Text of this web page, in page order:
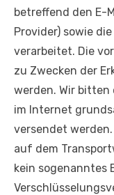
betreffend den E-
Provider) sowie
verarbeitet. Die
zu Zwecken der
werden. Wir bitten
im Internet
versendet
auf dem
kein sogenanntes